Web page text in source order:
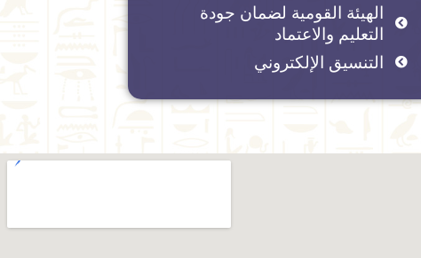
الهيئة القومية لضمان جودة
التعليم والاعتماد
التنسيق الإلكتروني